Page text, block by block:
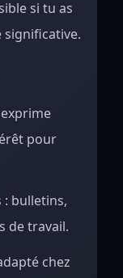
si tu as
significative.
pour
: bulletins,
de travail.
chez